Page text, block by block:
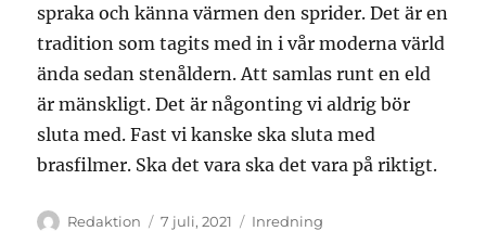
spraka och känna värmen den sprider. Det är en
tradition som tagits med in i vår moderna värld
ända sedan stenåldern. Att samlas runt en eld
är mänskligt. Det är någonting vi aldrig bör
sluta med. Fast vi kanske ska sluta med
brasfilmer. Ska det vara ska det vara på riktigt.
Författare
Redaktion
Publicerat
7 juli, 2021 Kategorier
Inredning